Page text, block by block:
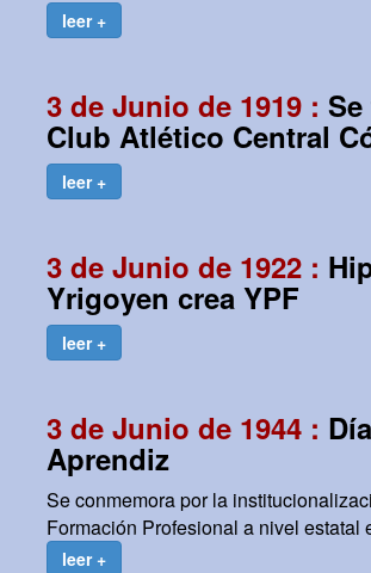
leer +
3 de Junio de 1919 :
Club Atlético Central
leer +
3 de Junio de 1922 :
Yrigoyen crea YPF
leer +
3 de Junio de 1944 :
Aprendiz
Se conmemora por la
Formación Profesional a nivel estatal
leer +